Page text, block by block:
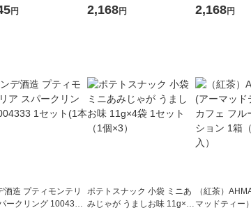
）円
1箱（12本入）
2,168円
ml 1箱（12本
2,168円
酒造 プティモンテリ
ークリング 1004333
ポテトスナック 小袋 ミニあ
みじゃが うましお味 11g×4
（紅茶）
マッドティー